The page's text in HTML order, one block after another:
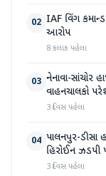
02 IAF વિંગ
આરોપ
8 કલાક પહેલા
03 નેનાવા-સાંચોર
વાહનચાલકો
3 દિવસ પહેલા
04 પાલનપુર-ડીસા
હિરોઈન ઝડપી
3 દિવસ પહેલા